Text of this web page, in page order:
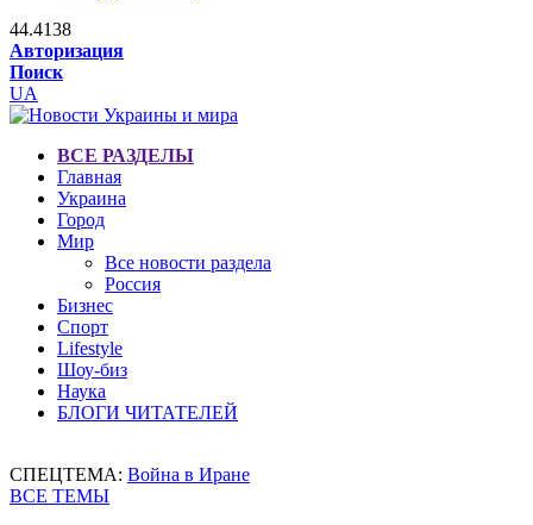
44.4138
Авторизация
Поиск
UA
ВСЕ РАЗДЕЛЫ
Главная
Украина
Город
Мир
Все новости раздела
Россия
Бизнес
Спорт
Lifestyle
Шоу-биз
Наука
БЛОГИ ЧИТАТЕЛЕЙ
СПЕЦТЕМА: Война в Иране
ВСЕ ТЕМЫ